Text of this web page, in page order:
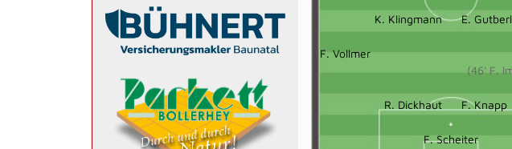
K. Klingmann E.
F. Vollmer
(46' F.
R. Dickhaut F. Knapp
F. Scheiter